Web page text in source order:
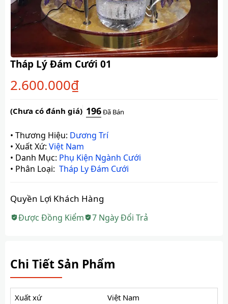
Tháp Lý Đám Cưới 01
(Chưa có đánh giá) 196Đã Bán
2.600.000₫
• Thương Hiệu: Dương Trí
• Xuất Xứ: Việt Nam
• Danh Mục: Phụ Kiện Ngành Cưới
• Phân Loại: Tháp Ly Đám Cưới
Quyền Lợi Khách Hàng
Được Đồng Kiểm 7 Ngày Đổi Trả
Chi Tiết Sản Phẩm
Xuất xứ
Việt Nam